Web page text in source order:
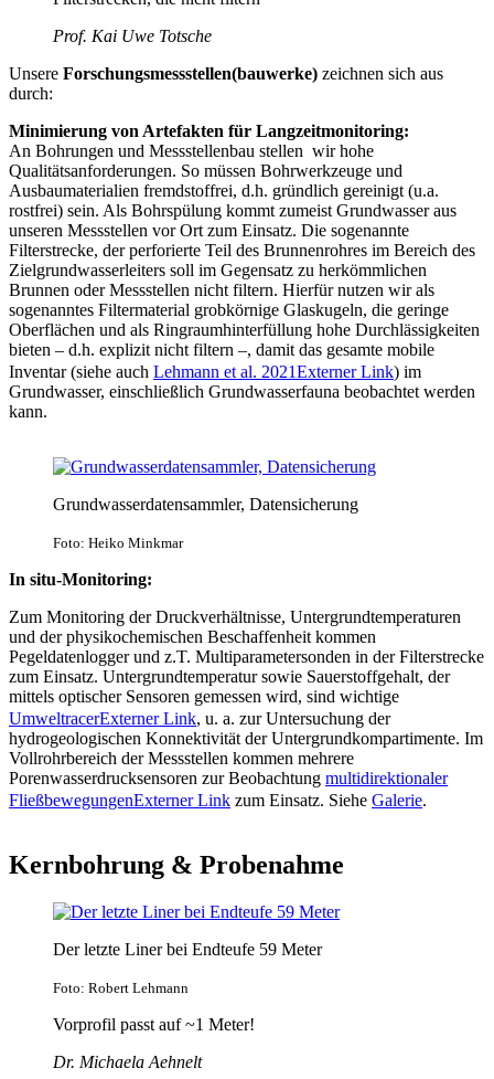
Prof. Kai Uwe Totsche
Unsere Forschungsmessstellen(bauwerke) zeichnen sich aus
durch:
Minimierung von Artefakten für Langzeitmonitoring:
An Bohrungen und Messstellenbau stellen wir hohe
Qualitätsanforderungen. So müssen Bohrwerkzeuge und
Ausbaumaterialien fremdstoffrei, d.h. gründlich gereinigt (u.a.
rostfrei) sein. Als Bohrspülung kommt zumeist Grundwasser aus
unseren Messstellen vor Ort zum Einsatz. Die sogenannte
Filterstrecke, der perforierte Teil des Brunnenrohres im Bereich des
Zielgrundwasserleiters soll im Gegensatz zu herkömmlichen
Brunnen oder Messstellen nicht filtern. Hierfür nutzen wir als
sogenanntes Filtermaterial grobkörnige Glaskugeln, die geringe
Oberflächen und als Ringraumhinterfüllung hohe Durchlässigkeiten
bieten – d.h. explizit nicht filtern –, damit das gesamte mobile
Inventar (siehe auch Lehmann et al. 2021Externer Link) im
Grundwasser, einschließlich Grundwasserfauna beobachtet werden
kann.
Grundwasserdatensammler, Datensicherung
Foto: Heiko Minkmar
In situ-Monitoring:
Zum Monitoring der Druckverhältnisse, Untergrundtemperaturen
und der physikochemischen Beschaffenheit kommen
Pegeldatenlogger und z.T. Multiparametersonden in der Filterstrecke
zum Einsatz. Untergrundtemperatur sowie Sauerstoffgehalt, der
mittels optischer Sensoren gemessen wird, sind wichtige
UmweltracerExterner Link, u. a. zur Untersuchung der
hydrogeologischen Konnektivität der Untergrundkompartimente. Im
Vollrohrbereich der Messstellen kommen mehrere
Porenwasserdrucksensoren zur Beobachtung multidirektionaler
FließbewegungenExterner Link zum Einsatz. Siehe Galerie.
Kernbohrung & Probenahme
Der letzte Liner bei Endteufe 59 Meter
Foto: Robert Lehmann
Vorprofil passt auf ~1 Meter!
Dr. Michaela Aehnelt